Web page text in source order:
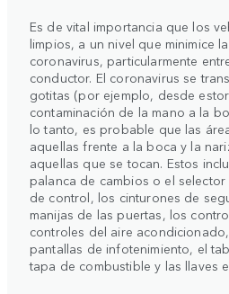
Es de vital importancia que los
limpios, a un nivel que minimice
coronavirus, particularmente
conductor. El coronavirus se
gotitas (por ejemplo, desde
contaminación de la mano a la
lo tanto, es probable que las
aquellas frente a la boca y la
aquellas que se tocan. Estos
palanca de cambios o el
de control, los cinturones de
manijas de las puertas, los
controles del aire
pantallas de infotenimiento, el
tapa de combustible y las llaves